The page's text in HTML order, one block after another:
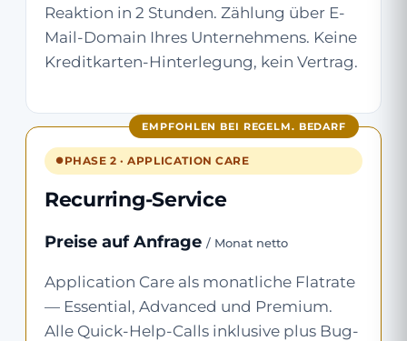
Reaktion in 2 Stunden. Zählung über E-
Mail-Domain Ihres Unternehmens. Keine
Kreditkarten-Hinterlegung, kein Vertrag.
EMPFOHLEN BEI REGELM. BEDARF
PHASE 2 · APPLICATION CARE
Recurring-Service
Preise auf Anfrage / Monat netto
Application Care als monatliche Flatrate
— Essential, Advanced und Premium.
Alle Quick-Help-Calls inklusive plus Bug-